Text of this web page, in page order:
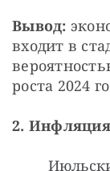
Вывод:
входит в
роста 2024
2.